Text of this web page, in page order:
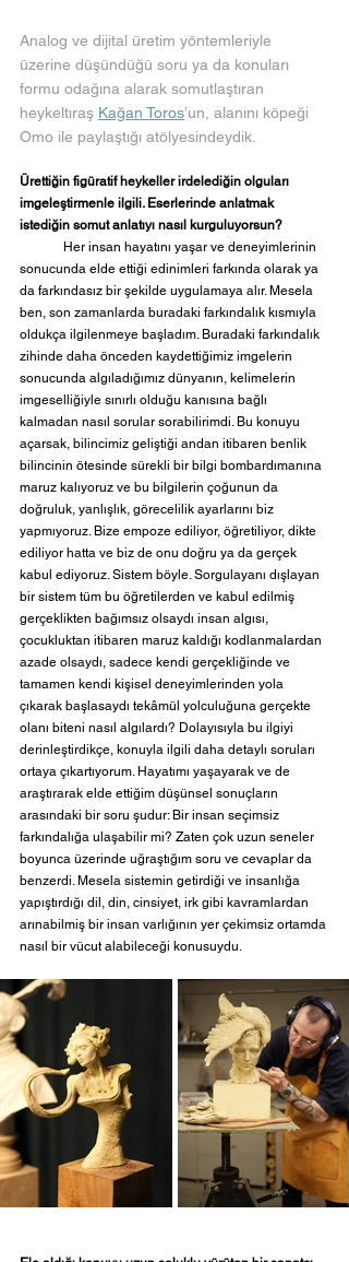
Analog ve dijital üretim yöntemleriyle
üzerine düşündüğü soru ya da konuları
formu odağına alarak somutlaştıran
heykeltıraş Kağan Toros’un, alanını köpeği
Omo ile paylaştığı atölyesindeydik.
Ürettiğin figüratif heykeller irdelediğin olguları
imgeleştirmenle ilgili. Eserlerinde anlatmak
istediğin somut anlatıyı nasıl kurguluyorsun?
sonucunda elde ettiği edinimleri farkında olarak ya
da farkındasız bir şekilde uygulamaya alır. Mesela
ben, son zamanlarda buradaki farkındalık kısmıyla
oldukça ilgilenmeye başladım. Buradaki farkındalık
zihinde daha önceden kaydettiğimiz imgelerin
sonucunda algıladığımız dünyanın, kelimelerin
imgeselliğiyle sınırlı olduğu kanısına bağlı
kalmadan nasıl sorular sorabilirimdi. Bu konuyu
açarsak, bilincimiz geliştiği andan itibaren benlik
bilincinin ötesinde sürekli bir bilgi bombardımanına
maruz kalıyoruz ve bu bilgilerin çoğunun da
doğruluk, yanlışlık, görecelilik ayarlarını biz
yapmıyoruz. Bize empoze ediliyor, öğretiliyor, dikte
ediliyor hatta ve biz de onu doğru ya da gerçek
kabul ediyoruz. Sistem böyle. Sorgulayanı dışlayan
bir sistem tüm bu öğretilerden ve kabul edilmiş
gerçeklikten bağımsız olsaydı insan algısı,
çocukluktan itibaren maruz kaldığı kodlanmalardan
azade olsaydı, sadece kendi gerçekliğinde ve
tamamen kendi kişisel deneyimlerinden yola
çıkarak başlasaydı tekâmül yolculuğuna gerçekte
olanı biteni nasıl algılardı? Dolayısıyla bu ilgiyi
derinleştirdikçe, konuyla ilgili daha detaylı soruları
ortaya çıkartıyorum. Hayatımı yaşayarak ve de
araştırarak elde ettiğim düşünsel sonuçların
arasındaki bir soru şudur: Bir insan seçimsiz
farkındalığa ulaşabilir mi? Zaten çok uzun seneler
boyunca üzerinde uğraştığım soru ve cevaplar da
benzerdi. Mesela sistemin getirdiği ve insanlığa
yapıştırdığı dil, din, cinsiyet, irk gibi kavramlardan
arınabilmiş bir insan varlığının yer çekimsiz ortamda
nasıl bir vücut alabileceği konusuydu.